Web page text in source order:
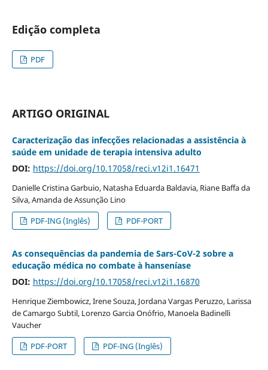
Edição completa
PDF
ARTIGO ORIGINAL
Caracterização das infecções relacionadas a assistência à
saúde em unidade de terapia intensiva adulto
DOI: https://doi.org/10.17058/reci.v12i1.16471
Danielle Cristina Garbuio, Natasha Eduarda Baldavia, Riane Baffa da
Silva, Amanda de Assunção Lino
PDF-ING (Inglês)
PDF-PORT
As consequências da pandemia de Sars-CoV-2 sobre a
educação médica no combate à hanseníase
DOI: https://doi.org/10.17058/reci.v12i1.16870
Henrique Ziembowicz, Irene Souza, Jordana Vargas Peruzzo, Larissa
de Camargo Subtil, Lorenzo Garcia Onófrio, Manoela Badinelli
Vaucher
PDF-PORT
PDF-ING (Inglês)